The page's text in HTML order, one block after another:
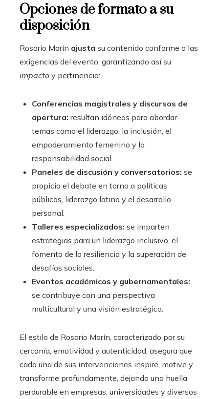
Opciones de formato a su
disposición
Rosario Marín ajusta su contenido conforme a las
exigencias del evento, garantizando así su
impacto y pertinencia:
Conferencias magistrales y discursos de
apertura: resultan idóneos para abordar
temas como el liderazgo, la inclusión, el
empoderamiento femenino y la
responsabilidad social.
Paneles de discusión y conversatorios: se
propicia el debate en torno a políticas
públicas, liderazgo latino y el desarrollo
personal.
Talleres especializados: se imparten
estrategias para un liderazgo inclusivo, el
fomento de la resiliencia y la superación de
desafíos sociales.
Eventos académicos y gubernamentales:
se contribuye con una perspectiva
multicultural y una visión estratégica.
El estilo de Rosario Marín, caracterizado por su
cercanía, emotividad y autenticidad, asegura que
cada una de sus intervenciones inspire, motive y
transforme profundamente, dejando una huella
perdurable en empresas, universidades y diversos